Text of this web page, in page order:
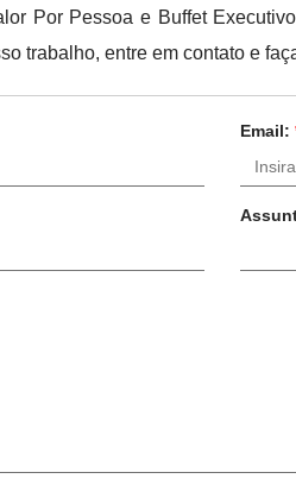
Por Pessoa e Buffet
trabalho, entre em contato e
Email: